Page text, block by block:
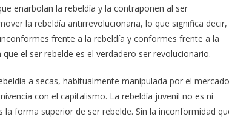
enarbolan la rebeldía y la contraponen al ser
la rebeldía antirrevolucionaria, lo que significa decir,
frente a la rebeldía y conformes frente a la
el ser rebelde es el verdadero ser revolucionario.
a secas, habitualmente manipulada por el mercado
con el capitalismo. La rebeldía juvenil no es ni
forma superior de ser rebelde. Sin la inconformidad